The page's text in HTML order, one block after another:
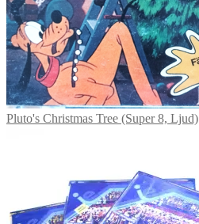
Pluto's Christmas Tree (Super 8, Ljud)